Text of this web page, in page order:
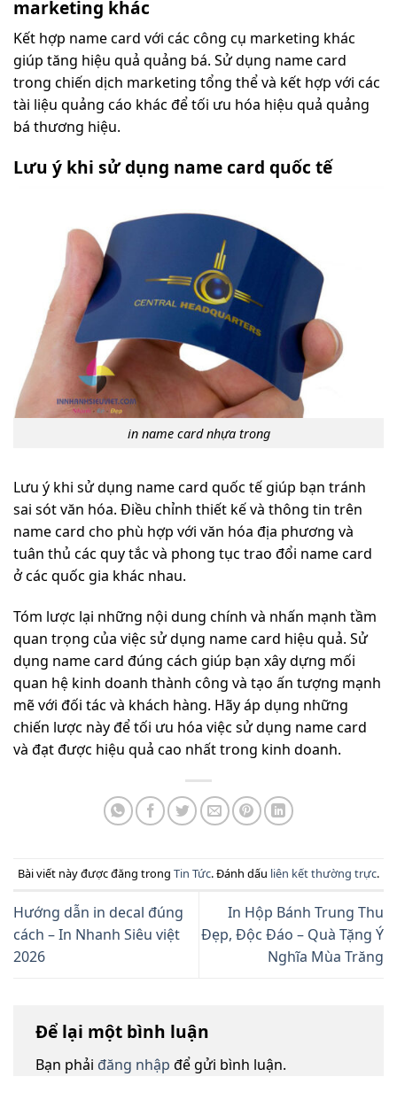
marketing khác
Kết hợp name card với các công cụ marketing khác
giúp tăng hiệu quả quảng bá. Sử dụng name card
trong chiến dịch marketing tổng thể và kết hợp với các
tài liệu quảng cáo khác để tối ưu hóa hiệu quả quảng
bá thương hiệu.
Lưu ý khi sử dụng name card quốc tế
in name card nhựa trong
Lưu ý khi sử dụng name card quốc tế giúp bạn tránh
sai sót văn hóa. Điều chỉnh thiết kế và thông tin trên
name card cho phù hợp với văn hóa địa phương và
tuân thủ các quy tắc và phong tục trao đổi name card
ở các quốc gia khác nhau.
Tóm lược lại những nội dung chính và nhấn mạnh tầm
quan trọng của việc sử dụng name card hiệu quả. Sử
dụng name card đúng cách giúp bạn xây dựng mối
quan hệ kinh doanh thành công và tạo ấn tượng mạnh
mẽ với đối tác và khách hàng. Hãy áp dụng những
chiến lược này để tối ưu hóa việc sử dụng name card
và đạt được hiệu quả cao nhất trong kinh doanh.
Bài viết này được đăng trong Tin Tức. Đánh dấu liên kết thường trực.
Hướng dẫn in decal đúng
cách – In Nhanh Siêu việt
2026
In Hộp Bánh Trung Thu
Đẹp, Độc Đáo – Quà Tặng Ý
Nghĩa Mùa Trăng
Để lại một bình luận
Bạn phải đăng nhập để gửi bình luận.